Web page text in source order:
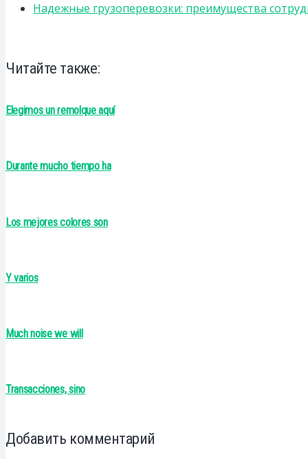
Надежные грузоперевозки: преимущества
Читайте также:
Elegimos un remolque aquí
Durante mucho tiempo ha
Los mejores colores son
Y varios
Much noise we will
Transacciones, sino
Добавить комментарий